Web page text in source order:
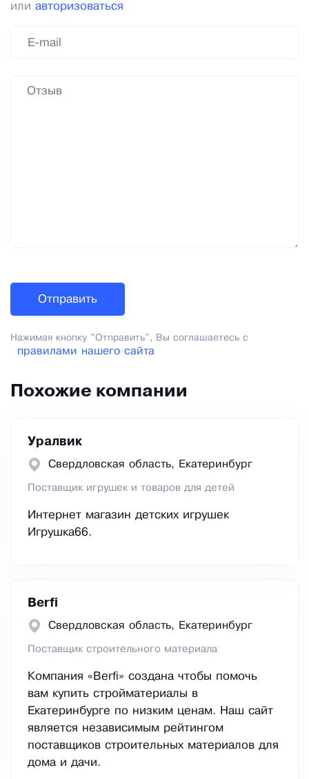
или авторизоваться
Нажимая кнопку "Отправить", Вы соглашаетесь с
правилами нашего сайта
Похожие компании
Уралвик
Свердловская область, Екатеринбург
Поставщик игрушек и товаров для детей
Интернет магазин детских игрушек
Игрушка66.
Berfi
Свердловская область, Екатеринбург
Поставщик строительного материала
Компания «Berfi» создана чтобы помочь
вам купить стройматериалы в
Екатеринбурге по низким ценам. Наш сайт
является независимым рейтингом
поставщиков строительных материалов для
дома и дачи.